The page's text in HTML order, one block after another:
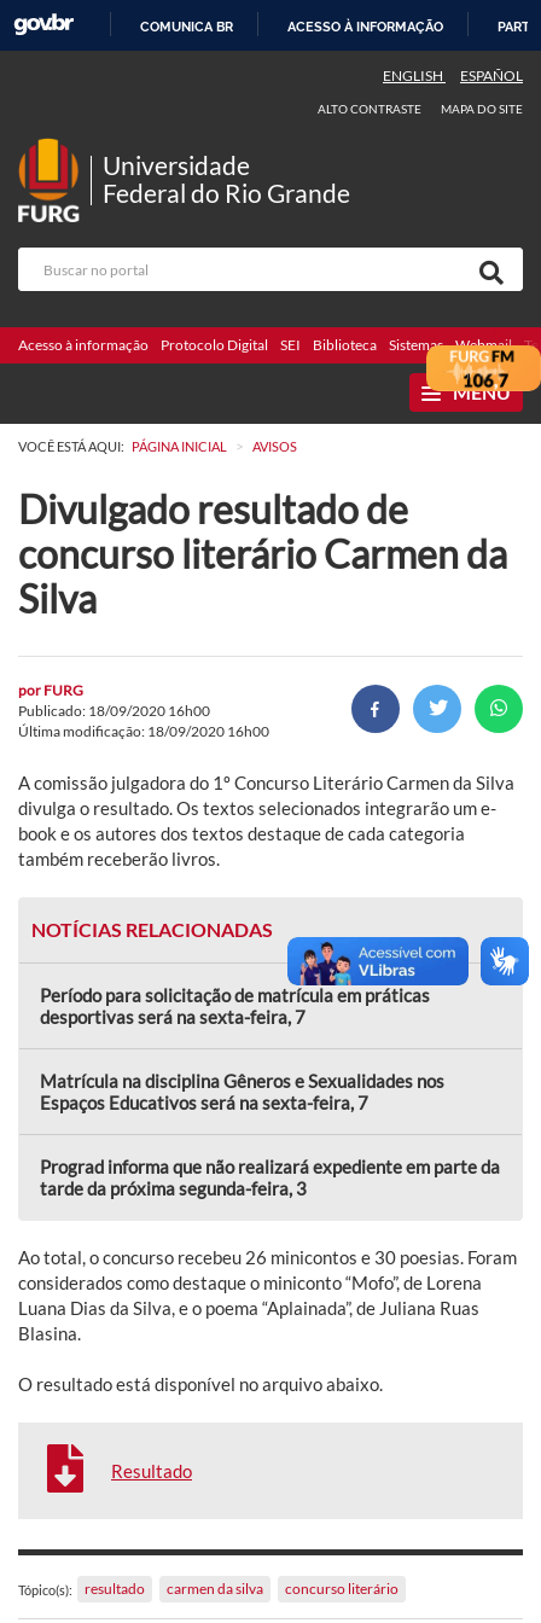
COMUNICA BR ACESSO À INFORMAÇÃO
ENGLISH ESPAÑOL
ALTO CONTRASTE MAPA DO SITE
Universidade
Federal do Rio Grande
Acesso à informação Protocolo Digital SEI Biblioteca Sistemas Webmail
MENU
VOCÊ ESTÁ AQUI: PÁGINA INICIAL > AVISOS
Divulgado resultado de
concurso literário Carmen da
Silva
por FURG
Publicado: 18/09/2020 16h00
Última modificação: 18/09/2020 16h00
A comissão julgadora do 1º Concurso Literário Carmen da Silva
divulga o resultado. Os textos selecionados integrarão um e-
book e os autores dos textos destaque de cada categoria
também receberão livros.
NOTÍCIAS RELACIONADAS
Período para solicitação de matrícula em práticas
desportivas será na sexta-feira, 7
Matrícula na disciplina Gêneros e Sexualidades nos
Espaços Educativos será na sexta-feira, 7
Prograd informa que não realizará expediente em parte da
tarde da próxima segunda-feira, 3
Ao total, o concurso recebeu 26 minicontos e 30 poesias. Foram
considerados como destaque o miniconto “Mofo”, de Lorena
Luana Dias da Silva, e o poema “Aplainada”, de Juliana Ruas
Blasina.
O resultado está disponível no arquivo abaixo.
Resultado
Tópico(s): resultado carmen da silva concurso literário